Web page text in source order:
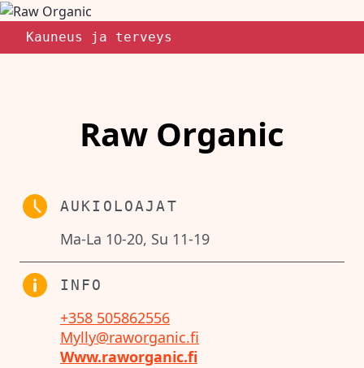
Kauneus ja terveys
Raw Organic
AUKIOLOAJAT
Ma-La 10-20, Su 11-19
INFO
+358 505862556
Mylly@raworganic.fi
Www.raworganic.fi